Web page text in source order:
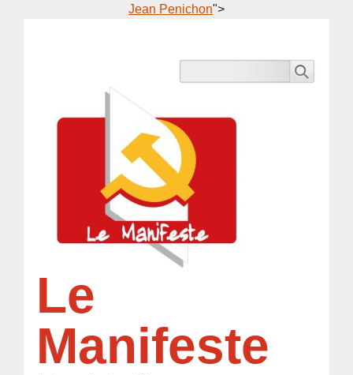
Jean Penichon">
Le
Manifeste